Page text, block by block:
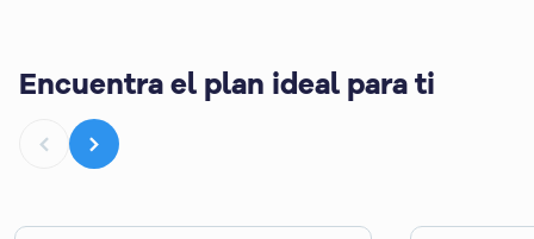
Encuentra el plan ideal para ti